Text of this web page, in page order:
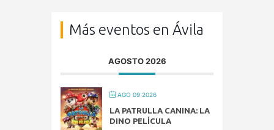
Más eventos en Ávila
AGOSTO 2026
AGO 09 2026
LA PATRULLA CANINA: LA
DINO PELÍCULA